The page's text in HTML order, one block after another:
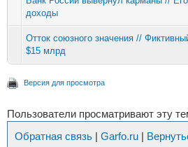
доходы
Отток союзного значения //
$15 млрд
Версия для просмотра
Пользователи просматривают эту
Обратная связь | Garfo.ru |